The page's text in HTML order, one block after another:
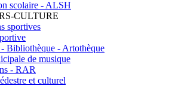
scolaire - ALSH
CULTURE
sportives
Bibliothèque - Artothèque
de musique
- RAR
et culturel